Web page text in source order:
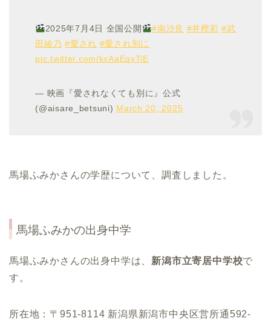
2025年7月4日 全国公開 #南沙良 #井樫彩 #武
田綾乃 #愛され #愛され別に
pic.twitter.com/kxAaEqxTiE
— 映画『愛されなくても別に』公式
(@aisare_betsuni) March 20, 2025
馬場ふみかさんの学歴について、調査しました。
馬場ふみかの出身中学
馬場ふみかさんの出身中学は、 新潟市立寄居中学校で
す。
所在地：〒951-8114 新潟県新潟市中央区営所通592-